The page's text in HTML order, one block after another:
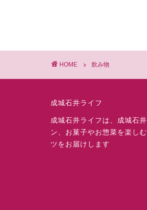
HOME 飲み物
成城石井ライフ
成城石井ライフは、成城石
ン、お菓子やお惣菜を楽し
ツをお届けします